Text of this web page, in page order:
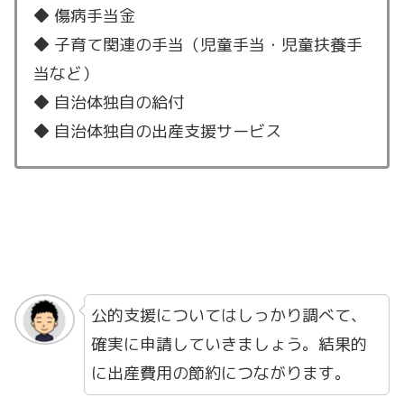
◆ 傷病手当金
◆ 子育て関連の手当（児童手当・児童扶養手
当など）
◆ 自治体独自の給付
◆ 自治体独自の出産支援サービス
公的支援についてはしっかり調べて、
確実に申請していきましょう。結果的
に出産費用の節約につながります。